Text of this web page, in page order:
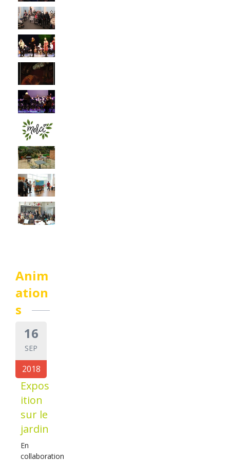
Anim
ation
s
16
SEP
2018
Expos
ition
sur le
jardin
En
collaboration